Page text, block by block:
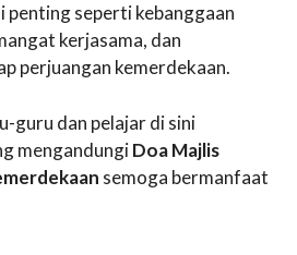
penting seperti kebanggaan
kerjasama, dan
perjuangan kemerdekaan.
guru dan pelajar di sini
mengandungiDoa Majlis
semoga bermanfaat